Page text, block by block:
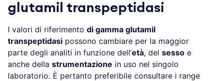
glutamil transpeptidasi
I valori di riferimento di gamma glutamil
transpeptidasi possono cambiare per la maggior
parte degli analiti in funzione dell’età, del sesso e
anche della strumentazione in uso nel singolo
laboratorio. È pertanto preferibile consultare i range